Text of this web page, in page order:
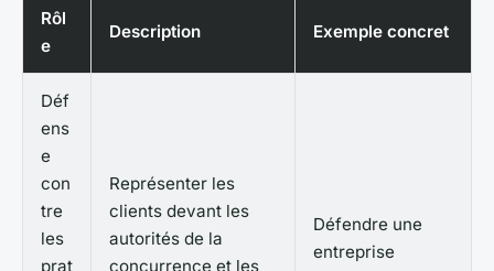
Rôl
e
Description Exemple concret
Déf
ens
e
con
tre
les
prat
Représenter les
clients devant les
autorités de la
concurrence et les
Défendre une
entreprise